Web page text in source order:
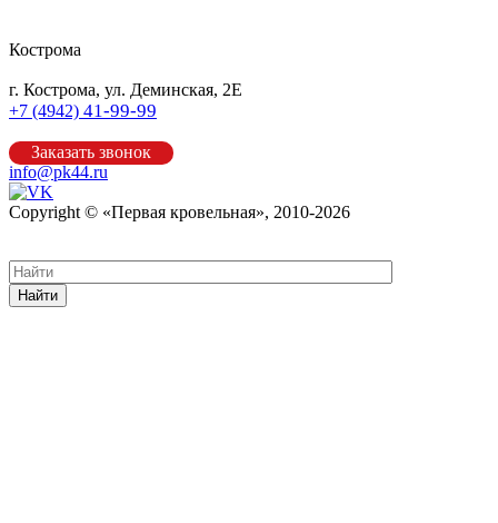
Кострома
г. Кострома, ул. Деминская, 2Е
+7 (4942) 41-99-99
Заказать звонок
info@pk44.ru
Copyright © «Первая кровельная», 2010-2026
Найти